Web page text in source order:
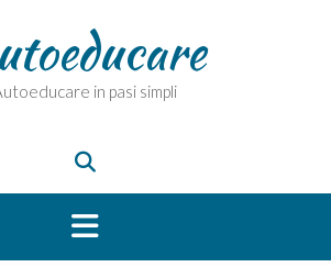
in pasi simpli